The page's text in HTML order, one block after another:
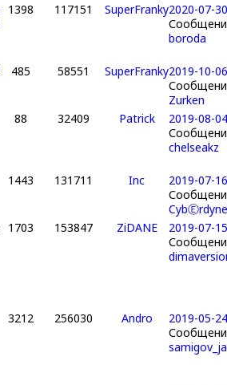
1398 117151 SuperFranky2020-07-
boroda
485 58551 SuperFranky2019-10-
Zurken
88 32409 Patrick
2019-08-
chelseakz
1443 131711 Inc
2019-07-
1703 153847 ZiDANE
2019-07-
3212 256030 Andro
2019-05-